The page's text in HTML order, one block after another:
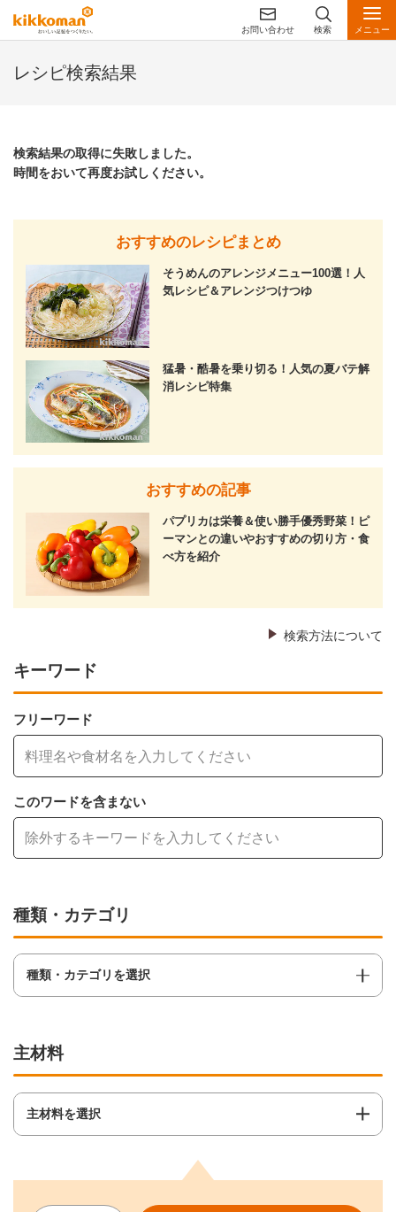
お問い合わせ 検索 メニュー
レシピ検索結果
検索結果の取得に失敗しました。
時間をおいて再度お試しください。
おすすめのレシピまとめ
そうめんのアレンジメニュー100選！人
気レシピ＆アレンジつけつゆ
猛暑・酷暑を乗り切る！人気の夏バテ解
消レシピ特集
おすすめの記事
パプリカは栄養＆使い勝手優秀野菜！ピ
ーマンとの違いやおすすめの切り方・食
べ方を紹介
検索方法について
キーワード
フリーワード
このワードを含まない
種類・カテゴリ
種類・カテゴリを選択
主材料
主材料を選択